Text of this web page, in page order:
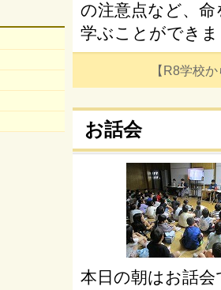
の注意点など、
学ぶことができ
【R8学校
お話会
本日の朝はお話会